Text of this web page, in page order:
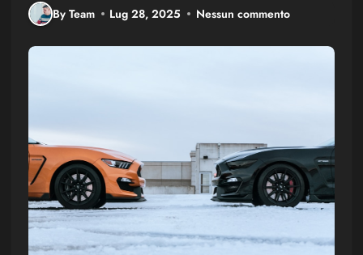
By Team Lug 28, 2025 Nessun commento